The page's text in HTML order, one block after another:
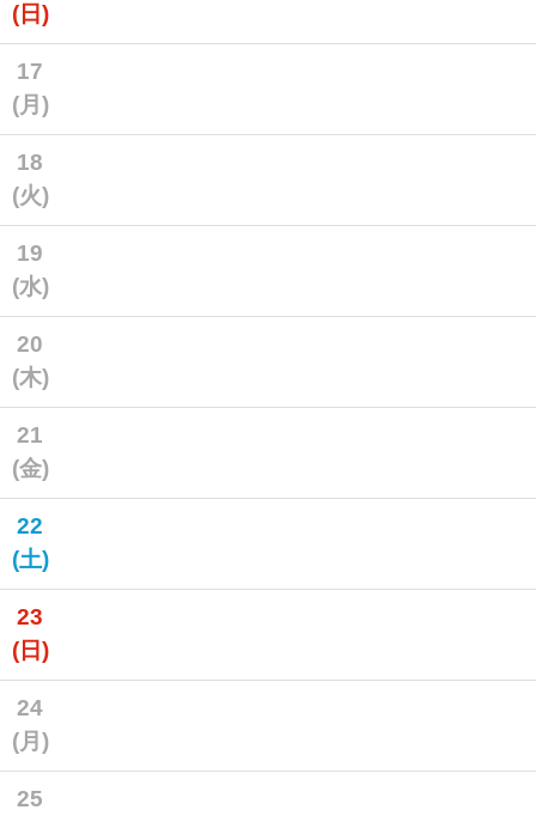
(日)
17
(月)
18
(火)
19
(水)
20
(木)
21
(金)
22
(土)
23
(日)
24
(月)
25